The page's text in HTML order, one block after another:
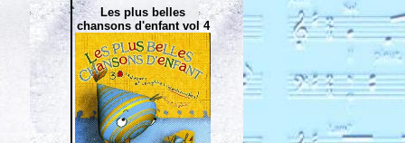
Les plus belles
chansons d'enfant vol 4